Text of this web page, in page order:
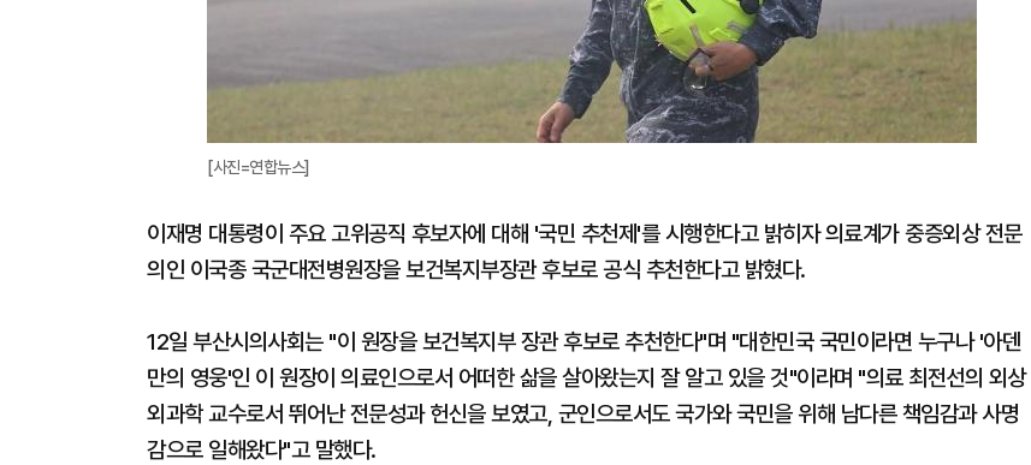
[사진=연합뉴스]
이재명 대통령이 주요 고위공직 후보자에 대해 '국민 추천제'를 시행한다고 밝히자 의료계가 중증외상 전문
의인 이국종 국군대전병원장을 보건복지부장관 후보로 공식 추천한다고 밝혔다.
12일 부산시의사회는 "이 원장을 보건복지부 장관 후보로 추천한다"며 "대한민국 국민이라면 누구나 '아덴
만의 영웅'인 이 원장이 의료인으로서 어떠한 삶을 살아왔는지 잘 알고 있을 것"이라며 "의료 최전선의 외상
외과학 교수로서 뛰어난 전문성과 헌신을 보였고, 군인으로서도 국가와 국민을 위해 남다른 책임감과 사명
감으로 일해왔다"고 말했다.